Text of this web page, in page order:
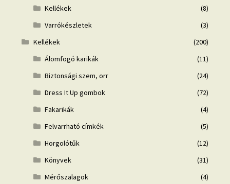
Kellékek
(8)
Varrókészletek
(3)
Kellékek
(200)
Álomfogó karikák
(11)
Biztonsági szem, orr
(24)
Dress It Up gombok
(72)
Fakarikák
(4)
Felvarrható címkék
(5)
Horgolótűk
(12)
Könyvek
(31)
Mérőszalagok
(4)